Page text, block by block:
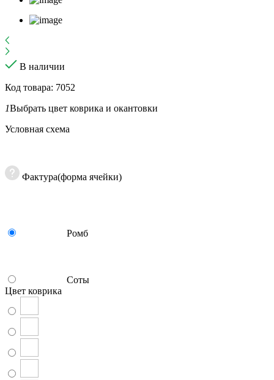
В наличии
Код товара: 7052
1Выбрать цвет коврика и окантовки
Условная схема
Фактура(форма ячейки)
Ромб
Соты
Цвет коврика